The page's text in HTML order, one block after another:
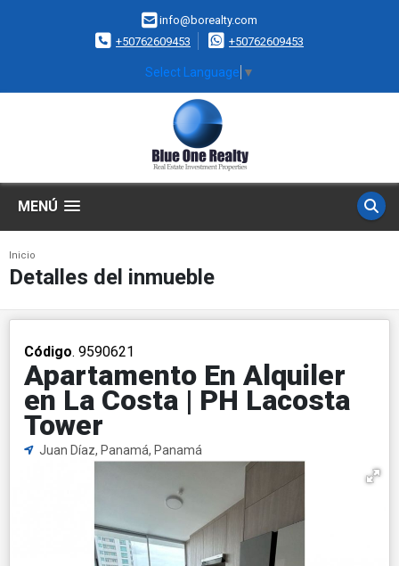
info@borealty.com
+50762609453
+50762609453
Select Language ▼
MENÚ
Inicio
Detalles del inmueble
Código. 9590621
Apartamento En Alquiler
en La Costa | PH Lacosta
Tower
Juan Díaz, Panamá, Panamá